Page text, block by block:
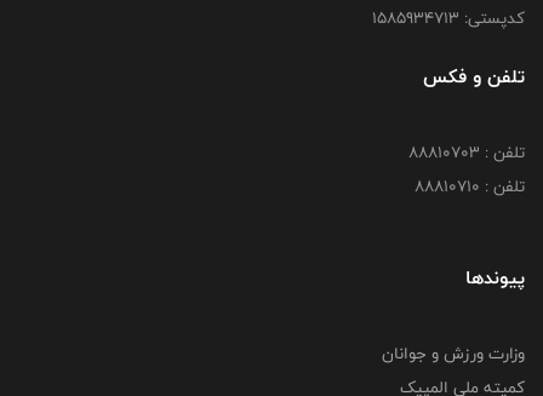
کدپستی: 1585934713
تلفن و فکس
تلفن : 88810703
تلفن : 88810710
پیوندها
وزارت ورزش و جوانان
کمیته ملی المپیک